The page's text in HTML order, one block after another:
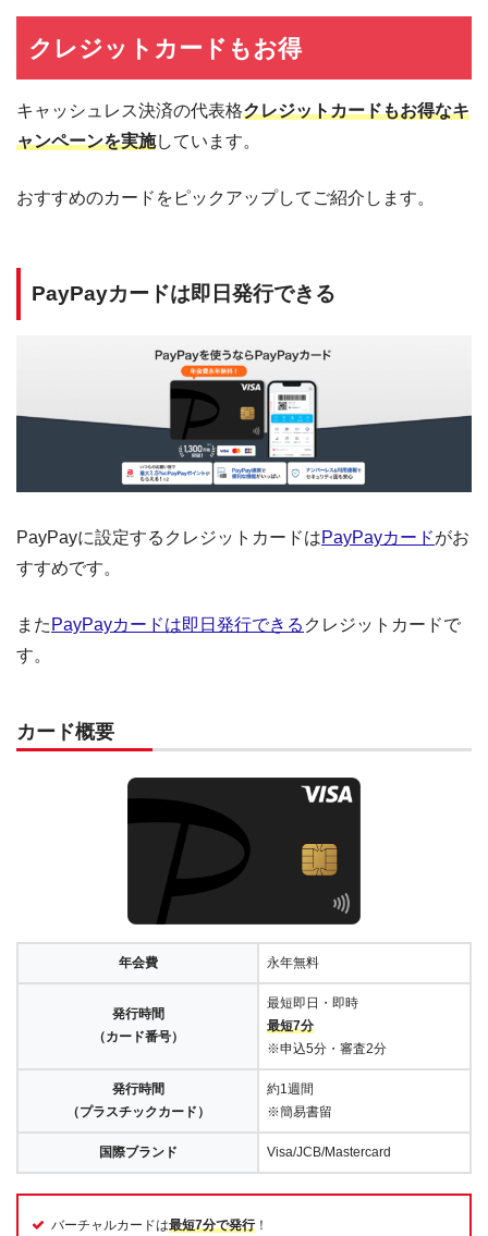
クレジットカードもお得
キャッシュレス決済の代表格クレジットカードもお得なキ
ャンペーンを実施しています。
おすすめのカードをピックアップしてご紹介します。
PayPayカードは即日発行できる
PayPayに設定するクレジットカードはPayPayカードがお
すすめです。
また PayPayカードは即日発行できる クレジットカードで
す。
カード概要
年会費 永年無料
発行時間
（カード番号）
最短即日・即時
最短7分
※申込5分・審査2分
発行時間
（プラスチックカード）
約1週間
※簡易書留
国際ブランド Visa/JCB/Mastercard
バーチャルカードは最短7分で発行！